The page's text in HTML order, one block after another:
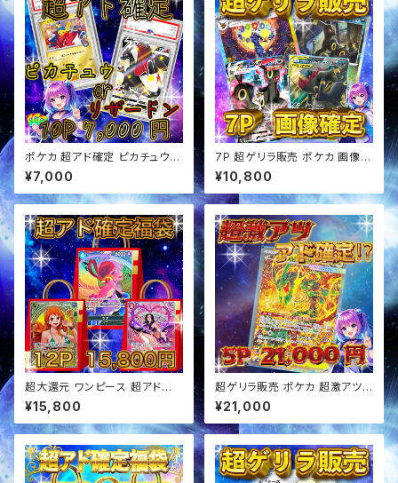
ポケカ 超アド確定 ピカチュウor
リザードン確定 オリパ
¥7,000
7P 超ゲリラ販売 ポケカ 画像確
定 オリパ
¥10,800
超大還元 ワンピース 超アド確
定福袋 オリパ
¥15,800
超ゲリラ販売 ポケカ 超激アツ
アド確定 オリパ
¥21,000